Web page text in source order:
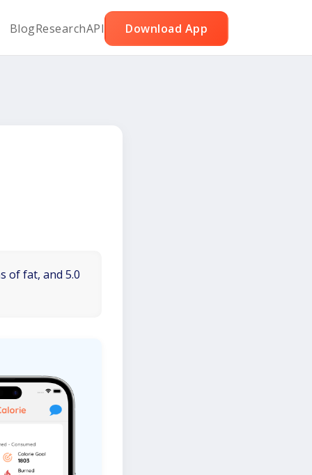
BlogResearchAPI Download App
of fat, and 5.0